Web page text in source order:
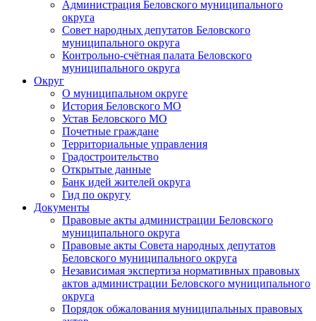
Администрация Беловского муниципального
округа
Совет народных депутатов Беловского
муниципального округа
Контрольно-счётная палата Беловского
муниципального округа
Округ
О муниципальном округе
История Беловского МО
Устав Беловского МО
Почетные граждане
Территориальные управления
Градостроительство
Открытые данные
Банк идей жителей округа
Гид по округу
Документы
Правовые акты администрации Беловского
муниципального округа
Правовые акты Совета народных депутатов
Беловского муниципального округа
Независимая экспертиза нормативных правовых
актов администрации Беловского муниципального
округа
Порядок обжалования муниципальных правовых